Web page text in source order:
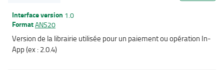
Interface version 1.0
FormatANS20
Version de la librairie utilisée pour un paiement ou opération In-
App (ex : 2.0.4)